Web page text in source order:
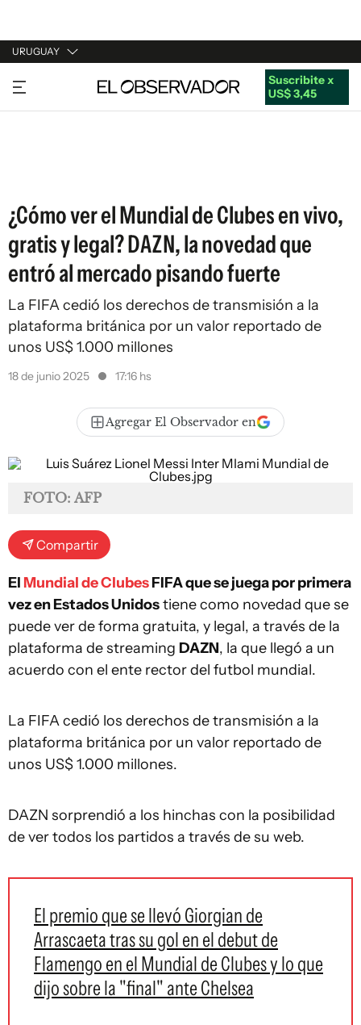
URUGUAY
URUGUAY
ARGENTINA
Suscribite x
US$ 3,45
¿Cómo ver el Mundial de Clubes en vivo,
gratis y legal? DAZN, la novedad que
entró al mercado pisando fuerte
La FIFA cedió los derechos de transmisión a la
plataforma británica por un valor reportado de
unos US$ 1.000 millones
18 de junio 2025 17:16 hs
Agregar El Observador en
FOTO: AFP
Compartir
El Mundial de ClubesFIFA que se juega por primera
vez en Estados Unidostiene como novedad que se
puede ver de forma gratuita, y legal, a través de la
plataforma de streaming DAZN, la que llegó a un
acuerdo con el ente rector del futbol mundial.
La FIFA cedió los derechos de transmisión a la
plataforma británica por un valor reportado de
unos US$ 1.000 millones.
DAZN sorprendió a los hinchas con la posibilidad
de ver todos los partidos a través de su web.
El premio que se llevó Giorgian de
Arrascaeta tras su gol en el debut de
Flamengo en el Mundial de Clubes y lo que
dijo sobre la "final" ante Chelsea